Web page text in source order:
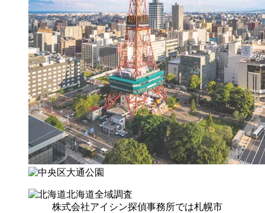
北海道全域調査
株式会社アイシン探偵事務所では札幌市